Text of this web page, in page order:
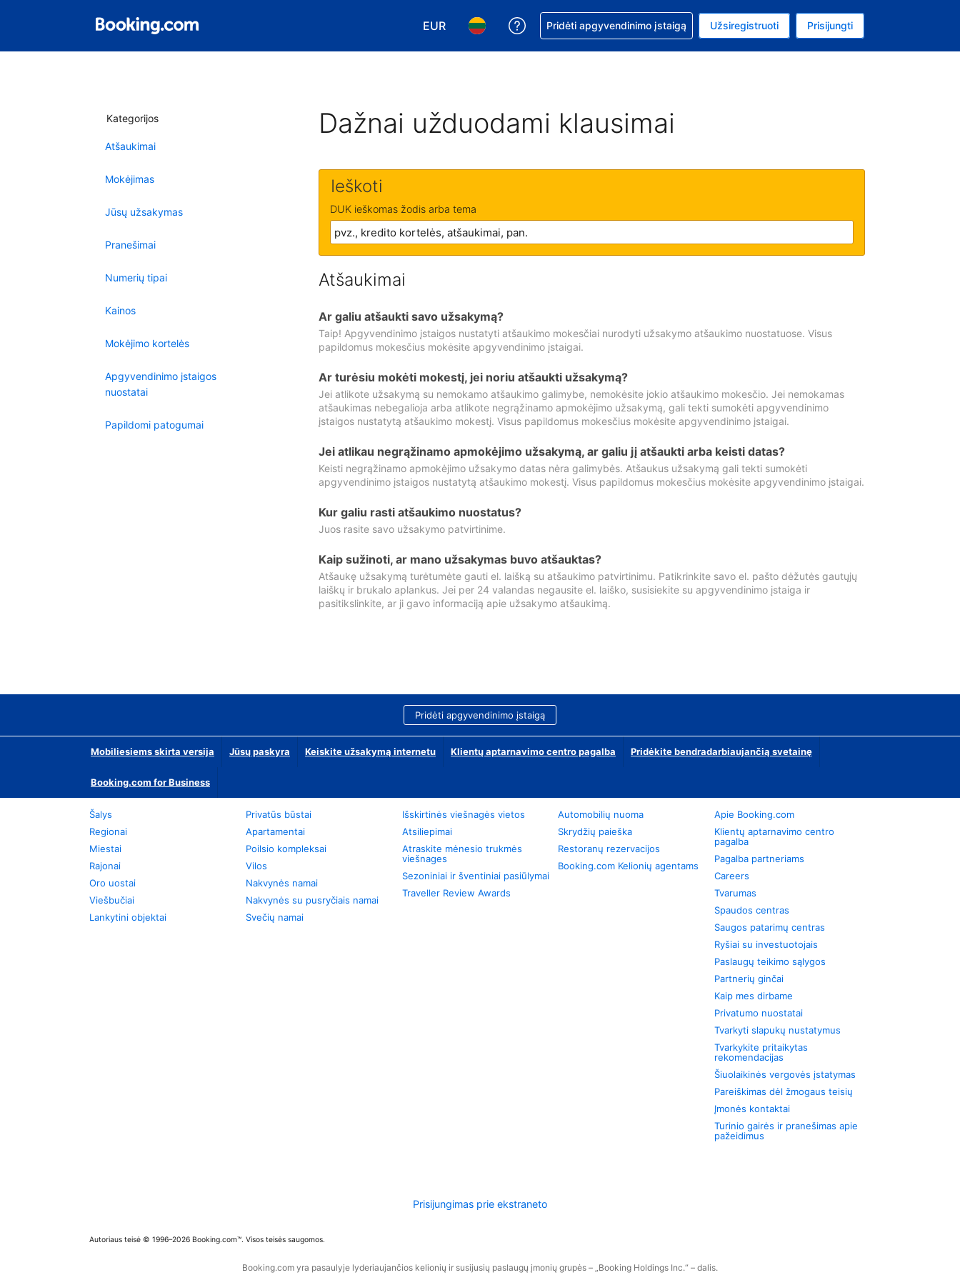
EUR
Pasirinkite valiutą. Jūsų pasirinkta valiuta: Euras
Pasirinkite kalbą. Jūsų pasirinkta kalba: Lietuvių
Pagalba dėl užsakymo
Pridėti apgyvendinimo įstaigą Užsiregistruoti Prisijungti
Kategorijos
Atšaukimai
Mokėjimas
Jūsų užsakymas
Pranešimai
Numerių tipai
Kainos
Mokėjimo kortelės
Apgyvendinimo įstaigos
nuostatai
Papildomi patogumai
Dažnai užduodami klausimai
Ieškoti
DUK ieškomas žodis arba tema
Atšaukimai
Ar galiu atšaukti savo užsakymą?
Taip! Apgyvendinimo įstaigos nustatyti atšaukimo mokesčiai nurodyti užsakymo atšaukimo nuostatuose. Visus
papildomus mokesčius mokėsite apgyvendinimo įstaigai.
Ar turėsiu mokėti mokestį, jei noriu atšaukti užsakymą?
Jei atlikote užsakymą su nemokamo atšaukimo galimybe, nemokėsite jokio atšaukimo mokesčio. Jei nemokamas
atšaukimas nebegalioja arba atlikote negrąžinamo apmokėjimo užsakymą, gali tekti sumokėti apgyvendinimo
įstaigos nustatytą atšaukimo mokestį. Visus papildomus mokesčius mokėsite apgyvendinimo įstaigai.
Jei atlikau negrąžinamo apmokėjimo užsakymą, ar galiu jį atšaukti arba keisti datas?
Keisti negrąžinamo apmokėjimo užsakymo datas nėra galimybės. Atšaukus užsakymą gali tekti sumokėti
apgyvendinimo įstaigos nustatytą atšaukimo mokestį. Visus papildomus mokesčius mokėsite apgyvendinimo įstaigai.
Kur galiu rasti atšaukimo nuostatus?
Juos rasite savo užsakymo patvirtinime.
Kaip sužinoti, ar mano užsakymas buvo atšauktas?
Atšaukę užsakymą turėtumėte gauti el. laišką su atšaukimo patvirtinimu. Patikrinkite savo el. pašto dėžutės gautųjų
laiškų ir brukalo aplankus. Jei per 24 valandas negausite el. laiško, susisiekite su apgyvendinimo įstaiga ir
pasitikslinkite, ar ji gavo informaciją apie užsakymo atšaukimą.
Pridėti apgyvendinimo įstaigą
Mobiliesiems skirta versija Jūsų paskyra Keiskite užsakymą internetu Klientų aptarnavimo centro pagalba Pridėkite bendradarbiaujančią svetainę
Booking.com for Business
Šalys
Regionai
Miestai
Rajonai
Oro uostai
Viešbučiai
Lankytini objektai
Privatūs būstai
Apartamentai
Poilsio kompleksai
Vilos
Nakvynės namai
Nakvynės su pusryčiais namai
Svečių namai
Išskirtinės viešnagės vietos
Atsiliepimai
Atraskite mėnesio trukmės
viešnages
Sezoniniai ir šventiniai pasiūlymai
Traveller Review Awards
Automobilių nuoma
Skrydžių paieška
Restoranų rezervacijos
Booking.com Kelionių agentams
Apie Booking.com
Klientų aptarnavimo centro
pagalba
Pagalba partneriams
Careers
Tvarumas
Spaudos centras
Saugos patarimų centras
Ryšiai su investuotojais
Paslaugų teikimo sąlygos
Partnerių ginčai
Kaip mes dirbame
Privatumo nuostatai
Tvarkyti slapukų nustatymus
Tvarkykite pritaikytas
rekomendacijas
Šiuolaikinės vergovės įstatymas
Pareiškimas dėl žmogaus teisių
Įmonės kontaktai
Turinio gairės ir pranešimas apie
pažeidimus
Prisijungimas prie ekstraneto
Autoriaus teisė © 1996–2026 Booking.com™. Visos teisės saugomos.
Booking.com yra pasaulyje lyderiaujančios kelionių ir susijusių paslaugų įmonių grupės – „Booking Holdings Inc.“ – dalis.